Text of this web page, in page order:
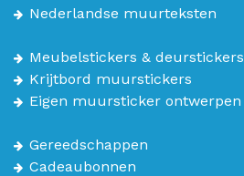
Nederlandse muurteksten
Meubelstickers & deurstickers
Krijtbord muurstickers
Eigen muursticker ontwerpen
Gereedschappen
Cadeaubonnen